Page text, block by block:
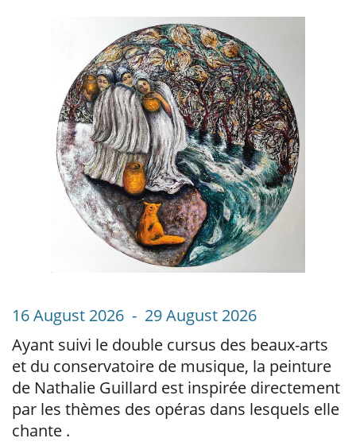
16 August 2026 - 29 August 2026
Ayant suivi le double cursus des beaux-arts
et du conservatoire de musique, la peinture
de Nathalie Guillard est inspirée directement
par les thèmes des opéras dans lesquels elle
chante .